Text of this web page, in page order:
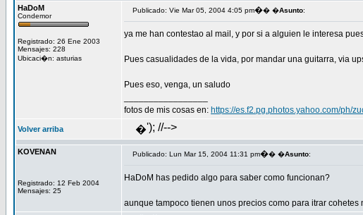
HaDoM
Condemor
Registrado: 26 Ene 2003
Mensajes: 228
Ubicaci�n: asturias
Publicado: Vie Mar 05, 2004 4:05 pm�� �Asunto:
ya me han contestao al mail, y por si a alguien le interesa
Pues casualidades de la vida, por mandar una guitarra, via
Pues eso, venga, un saludo
fotos de mis cosas en: https://es.f2.pg.photos.yahoo.com/ph/
Volver arriba �'); //-->
KOVENAN
Registrado: 12 Feb 2004
Mensajes: 25
Publicado: Lun Mar 15, 2004 11:31 pm�� �Asunto:
HaDoM has pedido algo para saber como funcionan?
aunque tampoco tienen unos precios como para itrar cohetes